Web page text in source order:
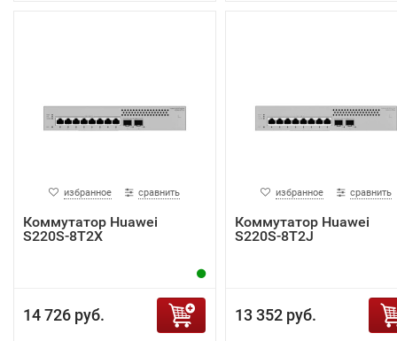
избранное сравнить
Коммутатор Huawei
S220S-8T2X
14 726 руб.
избранное сравнить
Коммутатор Huawei
S220S-8T2J
13 352 руб.